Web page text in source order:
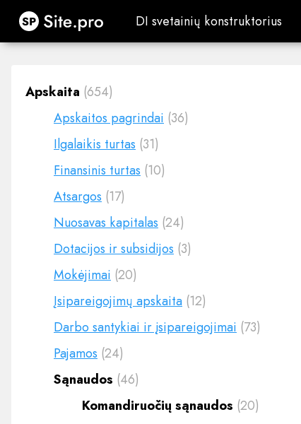
Site.pro DI svetainių konstruktorius
DI svetainių konstruktorius
Apskaita (654)
Apskaitos pagrindai (36)
Ilgalaikis turtas (31)
Finansinis turtas (10)
Atsargos (17)
Nuosavas kapitalas (24)
Dotacijos ir subsidijos (3)
Mokėjimai (20)
Įsipareigojimų apskaita (12)
Darbo santykiai ir įsipareigojimai (73)
Pajamos (24)
Sąnaudos (46)
Komandiruočių sąnaudos (20)